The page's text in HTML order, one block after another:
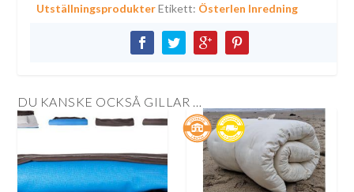
Utställningsprodukter Etikett: Österlen Inredning
DU KANSKE OCKSÅ GILLAR …